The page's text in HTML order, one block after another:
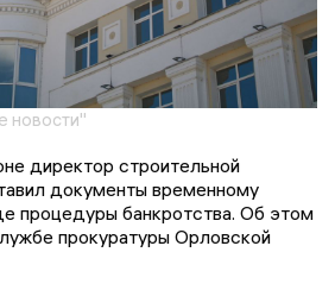
новости"
директор строительной
документы временному
процедуры банкротства. Об этом
прокуратуры Орловской